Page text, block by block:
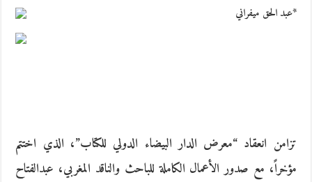
*عبد الحق ميفراني
تزامن انعقاد “معرض الدار البيضاء الدولي للكتاب”، الذي اختتم
مؤخراً، مع صدور الأعمال الكاملة للباحث والناقد المغربي، عبدالفتاح